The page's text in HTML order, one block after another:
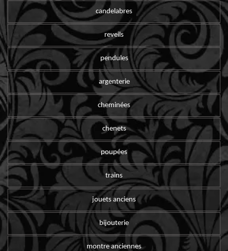
candelabres
reveils
pendules
argenterie
cheminées
chenets
poupées
trains
jouets anciens
bijouterie
montre anciennes